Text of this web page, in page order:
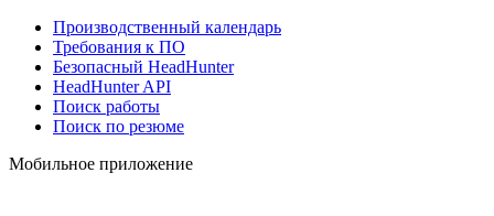
Производственный календарь
Требования к ПО
Безопасный HeadHunter
HeadHunter API
Поиск работы
Поиск по резюме
Мобильное приложение